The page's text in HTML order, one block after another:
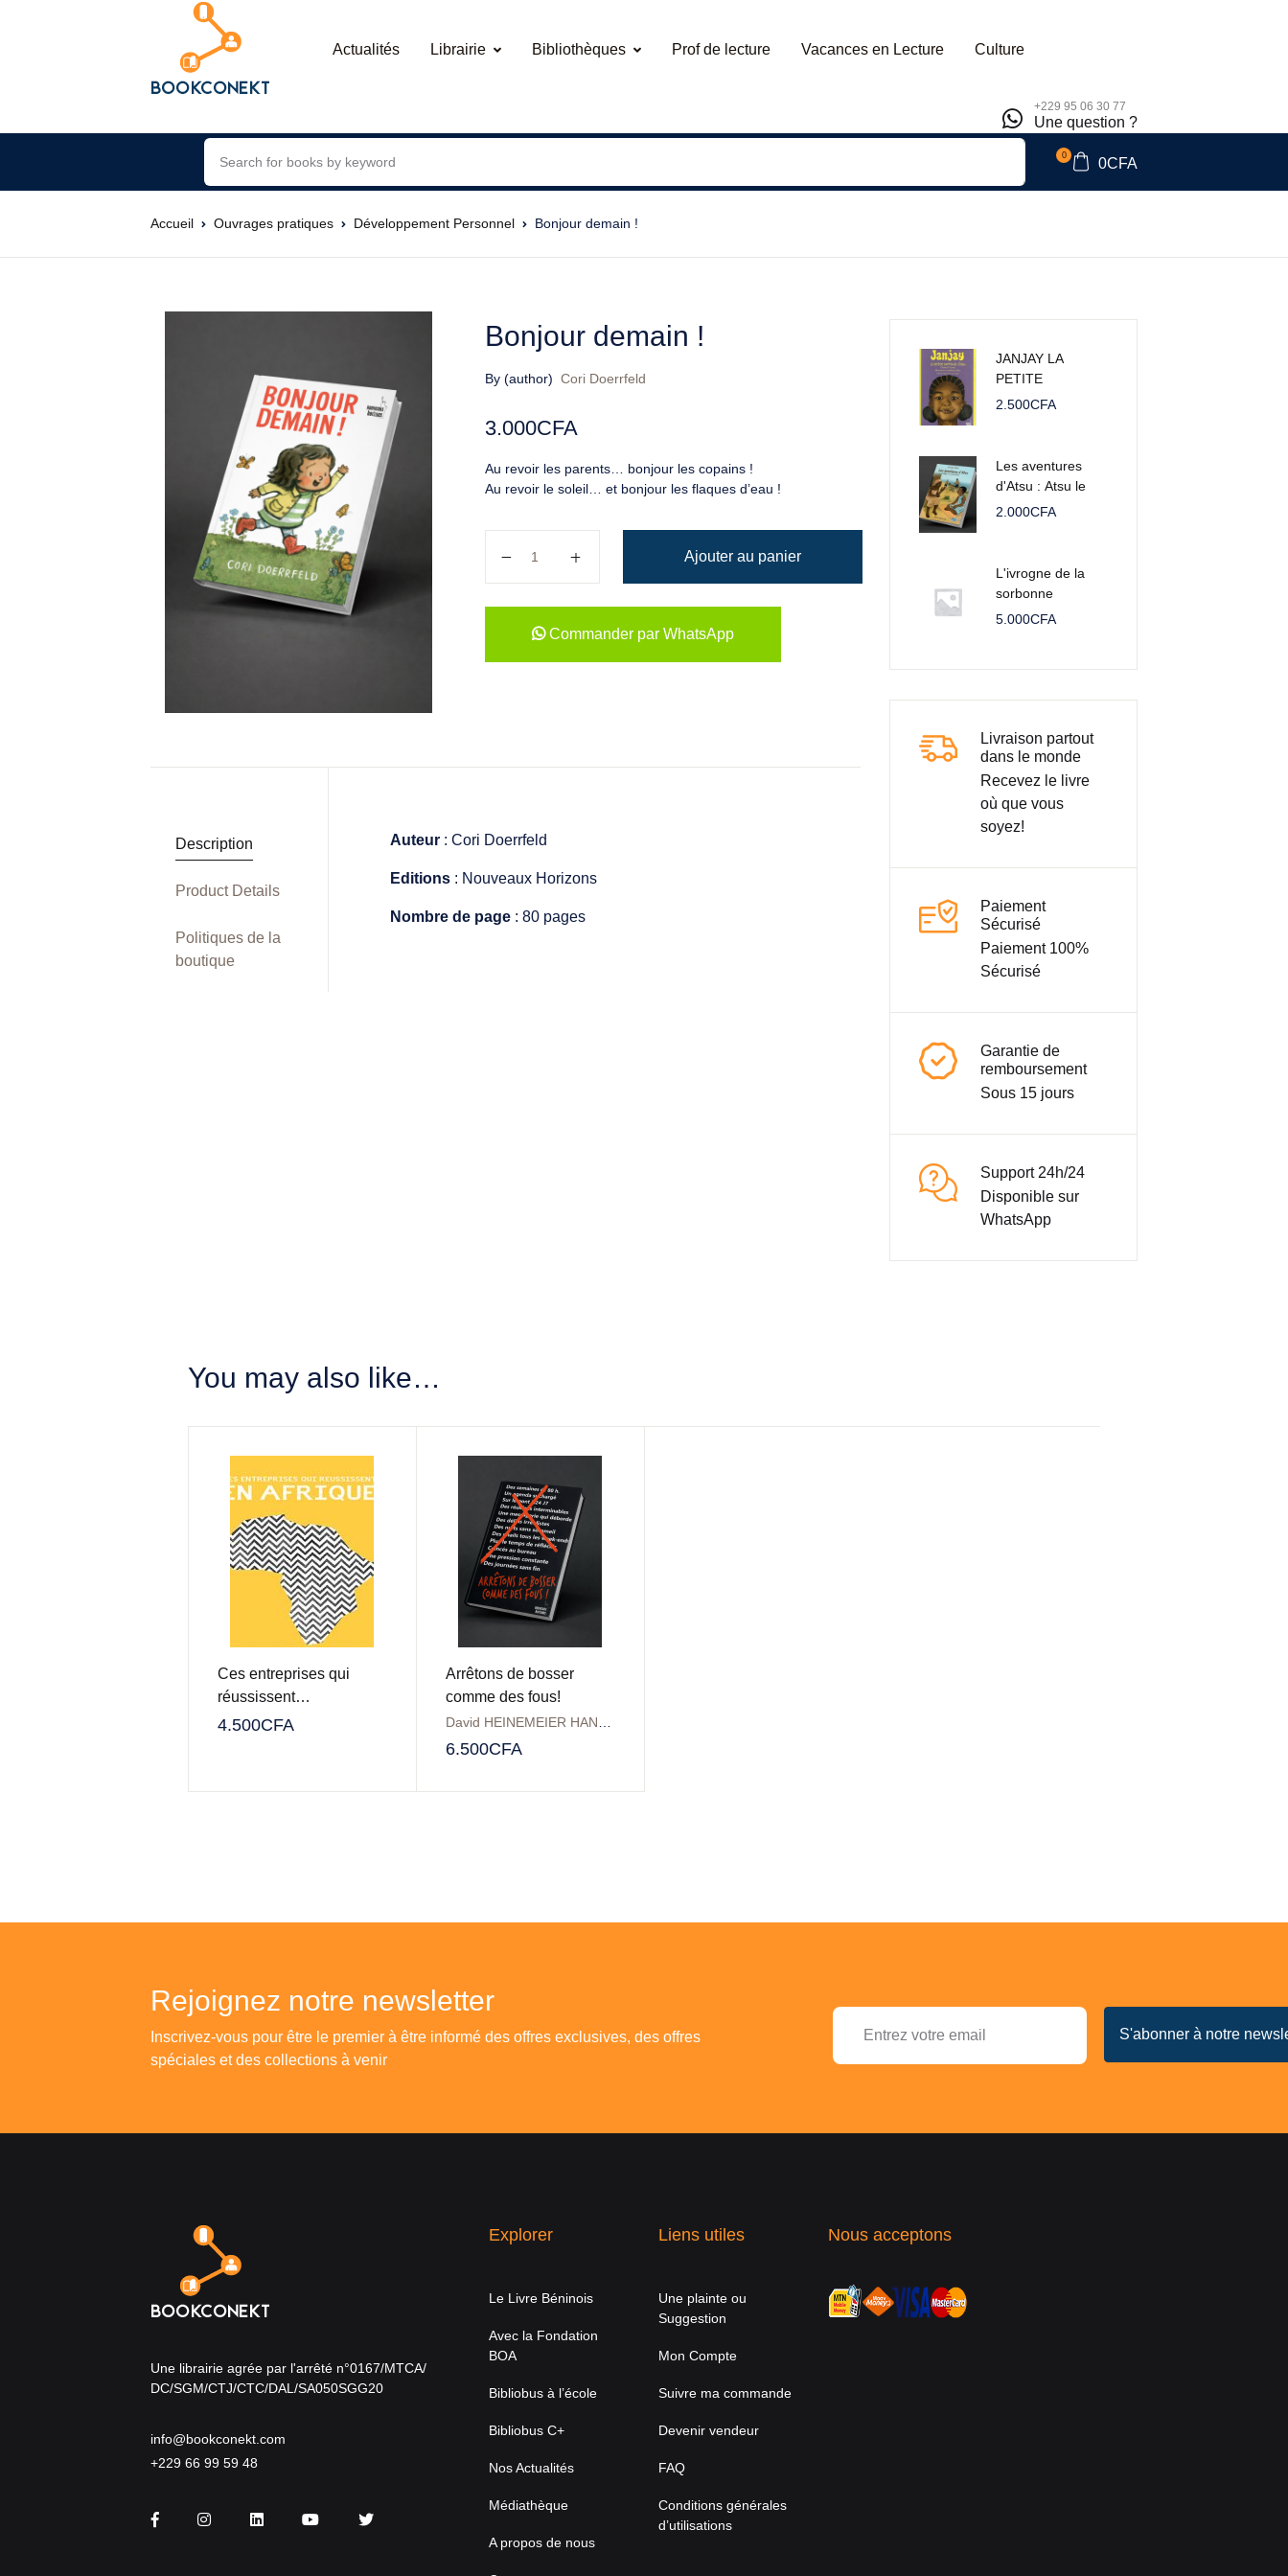
Actualités Librairie Bibliothèques Prof de lecture Vacances en Lecture Culture
+229 95 06 30 77
Une question ?
0
0CFA
Accueil Ouvrages pratiques Développement Personnel Bonjour demain !
Bonjour demain !
By (author) Cori Doerrfeld
3.000CFA
Au revoir les parents… bonjour les copains !
Au revoir le soleil… et bonjour les flaques d’eau !
Ajouter au panier
Commander par WhatsApp
Description
Product Details
Politiques de la
boutique
Auteur : Cori Doerrfeld
Editions : Nouveaux Horizons
Nombre de page : 80 pages
JANJAY LA
PETITE
PORTEUSE
2.500CFA
Les aventures
d'Atsu : Atsu le
vidomègon
2.000CFA
L'ivrogne de la
sorbonne
5.000CFA
Livraison partout
dans le monde
Recevez le livre
où que vous
soyez!
Paiement
Sécurisé
Paiement 100%
Sécurisé
Garantie de
remboursement
Sous 15 jours
Support 24h/24
Disponible sur
WhatsApp
You may also like…
Ces entreprises qui
réussissent…
4.500CFA
Arrêtons de bosser
comme des fous!
6.500CFA
Rejoignez notre newsletter
Inscrivez-vous pour être le premier à être informé des offres exclusives, des offres
spéciales et des collections à venir
Une librairie agrée par l'arrêté n°0167/MTCA/
DC/SGM/CTJ/CTC/DAL/SA050SGG20
info@bookconekt.com
+229 66 99 59 48
FacebookInstagramLinkedInYou TubeTwitter
Explorer
Le Livre Béninois
Avec la Fondation
BOA
Bibliobus à l’école
Bibliobus C+
Nos Actualités
Médiathèque
A propos de nous
Liens utiles
Une plainte ou
Suggestion
Mon Compte
Suivre ma commande
Devenir vendeur
FAQ
Conditions générales
d’utilisations
Nous acceptons